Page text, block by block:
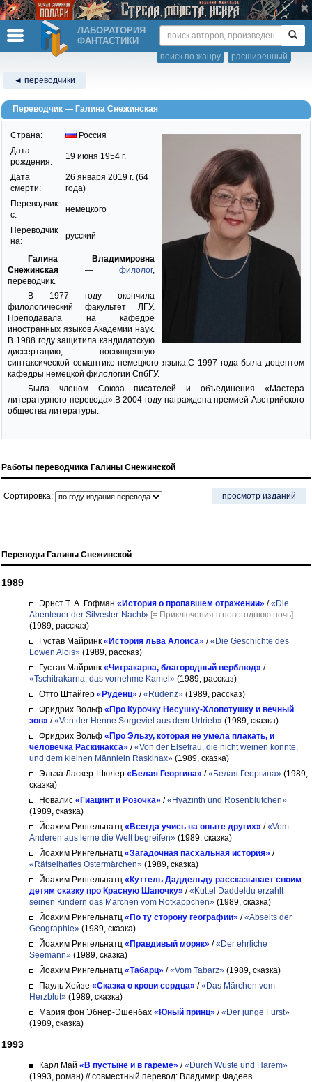
ЛАБОРАТОРИЯ
ФАНТАСТИКИ
расширенный
поиск по жанру
◄ переводчики
Переводчик — Галина Снежинская
Страна:
Россия
Дата
рождения:
19 июня 1954 г.
Дата
смерти:
26 января 2019 г. (64
года)
Переводчик
c:
немецкого
Переводчик
на:
русский
Галина Владимировна
Снежинская — филолог,
переводчик.
В 1977 году окончила
филологический факультет ЛГУ.
Преподавала на кафедре
иностранных языков Академии наук.
В 1988 году защитила кандидатскую
диссертацию, посвященную
синтаксической семантике немецкого языка.С 1997 года была доцентом
кафедры немецкой филологии СпбГУ.
Была членом Союза писателей и объединения «Мастера
литературного перевода».В 2004 году награждена премией Австрийского
общества литературы.
Работы переводчика Галины Снежинской
Сортировка: просмотр изданий
Переводы Галины Снежинской
1989
Эрнст Т. А. Гофман «История о пропавшем отражении» /«Die
Abenteuer der Silvester-Nacht» [= Приключения в новогоднюю ночь]
(1989, рассказ)
Густав Майринк «История льва Алоиса» /«Die Geschichte des
Löwen Alois» (1989, рассказ)
Густав Майринк «Читракарна, благородный верблюд» /
«Tschitrakarna, das vornehme Kamel» (1989, рассказ)
Отто Штайгер «Руденц» /«Rudenz» (1989, рассказ)
Фридрих Вольф «Про Курочку Несушку-Хлопотушку и вечный
зов» /«Von der Henne Sorgeviel aus dem Urtrieb» (1989, сказка)
Фридрих Вольф «Про Эльзу, которая не умела плакать, и
человечка Раскинакса» /«Von der Elsefrau, die nicht weinen konnte,
und dem kleinen Männlein Raskinax» (1989, сказка)
Эльза Ласкер-Шюлер «Белая Георгина» /«Белая Георгина» (1989,
сказка)
Новалис «Гиацинт и Розочка» /«Hyazinth und Rosenblutchen»
(1989, сказка)
Йоахим Рингельнатц «Всегда учись на опыте других» /«Vom
Anderen aus lerne die Welt begreifen» (1989, сказка)
Йоахим Рингельнатц «Загадочная пасхальная история» /
«Rätselhaftes Ostermärchen» (1989, сказка)
Йоахим Рингельнатц «Куттель Даддельду рассказывает своим
детям сказку про Красную Шапочку» /«Kuttel Daddeldu erzahlt
seinen Kindern das Marchen vom Rotkappchen» (1989, сказка)
Йоахим Рингельнатц «По ту сторону географии» /«Abseits der
Geographie» (1989, сказка)
Йоахим Рингельнатц «Правдивый моряк» /«Der ehrliche
Seemann» (1989, сказка)
Йоахим Рингельнатц «Табарц» /«Vom Tabarz» (1989, сказка)
Пауль Хейзе «Сказка о крови сердца» /«Das Märchen vom
Herzblut» (1989, сказка)
Мария фон Эбнер-Эшенбах «Юный принц» /«Der junge Fürst»
(1989, сказка)
1993
Карл Май «В пустыне и в гареме» /«Durch Wüste und Harem»
(1993, роман) // совместный перевод: Владимир Фадеев